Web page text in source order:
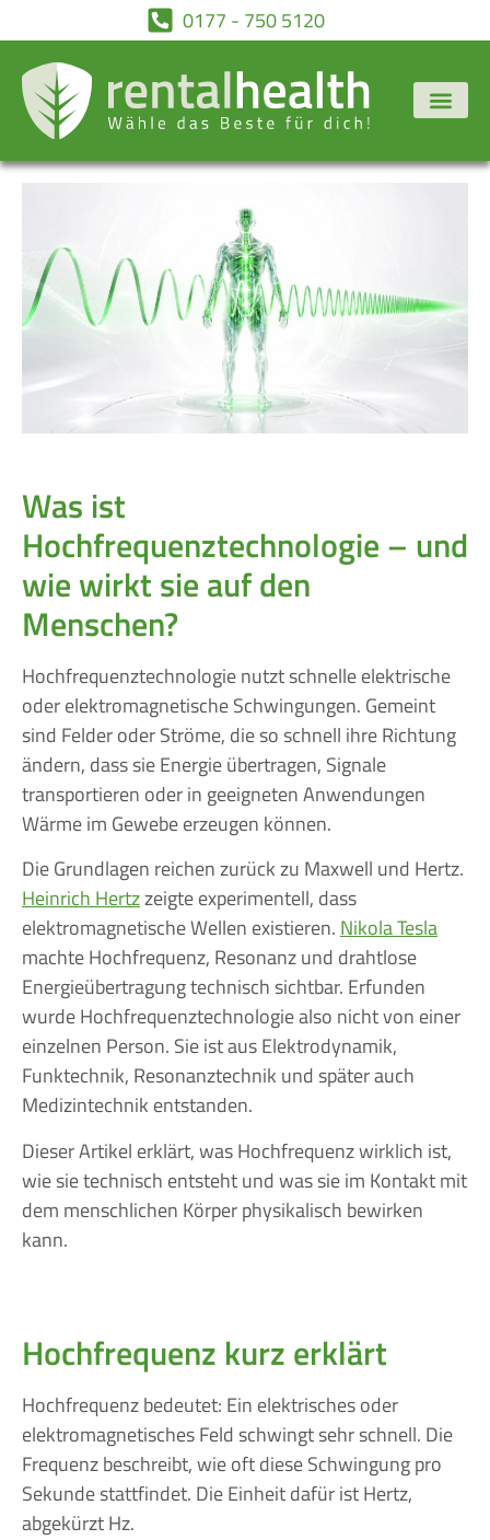
0177 - 750 5120
Was ist
Hochfrequenztechnologie – und
wie wirkt sie auf den
Menschen?
Hochfrequenztechnologie nutzt schnelle elektrische
oder elektromagnetische Schwingungen. Gemeint
sind Felder oder Ströme, die so schnell ihre Richtung
ändern, dass sie Energie übertragen, Signale
transportieren oder in geeigneten Anwendungen
Wärme im Gewebe erzeugen können.
Die Grundlagen reichen zurück zu Maxwell und Hertz.
Heinrich Hertzzeigte experimentell, dass
elektromagnetische Wellen existieren.Nikola Tesla
machte Hochfrequenz, Resonanz und drahtlose
Energieübertragung technisch sichtbar. Erfunden
wurde Hochfrequenztechnologie also nicht von einer
einzelnen Person. Sie ist aus Elektrodynamik,
Funktechnik, Resonanztechnik und später auch
Medizintechnik entstanden.
Dieser Artikel erklärt, was Hochfrequenz wirklich ist,
wie sie technisch entsteht und was sie im Kontakt mit
dem menschlichen Körper physikalisch bewirken
kann.
Hochfrequenz kurz erklärt
Hochfrequenz bedeutet: Ein elektrisches oder
elektromagnetisches Feld schwingt sehr schnell. Die
Frequenz beschreibt, wie oft diese Schwingung pro
Sekunde stattfindet. Die Einheit dafür ist Hertz,
abgekürzt Hz.